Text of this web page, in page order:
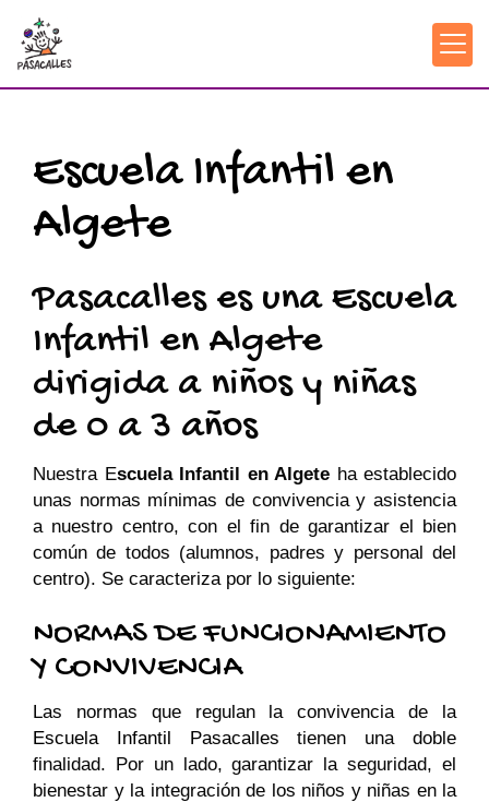
Escuela Infantil en
Algete
Pasacalles es una Escuela
Infantil en Algete
dirigida a niños y niñas
de 0 a 3 años
Nuestra Escuela Infantil en Algete ha establecido
unas normas mínimas de convivencia y asistencia
a nuestro centro, con el fin de garantizar el bien
común de todos (alumnos, padres y personal del
centro). Se caracteriza por lo siguiente:
NORMAS DE FUNCIONAMIENTO
Y CONVIVENCIA
Las normas que regulan la convivencia de la
Escuela Infantil Pasacalles tienen una doble
finalidad. Por un lado, garantizar la seguridad, el
bienestar y la integración de los niños y niñas en la